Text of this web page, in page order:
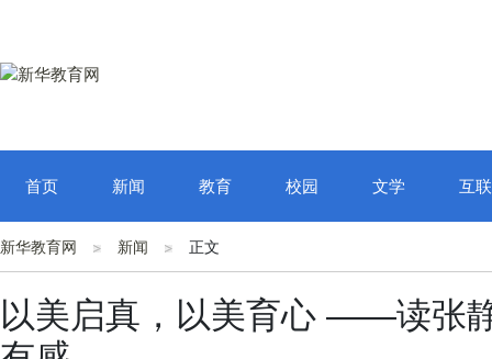
首页 新闻 教育 校园 文学 互
新华教育网 新闻 正文
以美启真，以美育心 ——读张